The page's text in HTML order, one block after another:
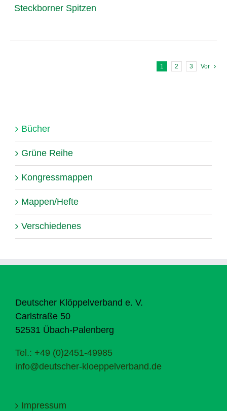
Steckborner Spitzen
1 2 3 Vor
Bücher
Grüne Reihe
Kongressmappen
Mappen/Hefte
Verschiedenes
Deutscher Klöppelverband e. V.
Carlstraße 50
52531 Übach-Palenberg
Tel.: +49 (0)2451-49985
info@deutscher-kloeppelverband.de
Impressum